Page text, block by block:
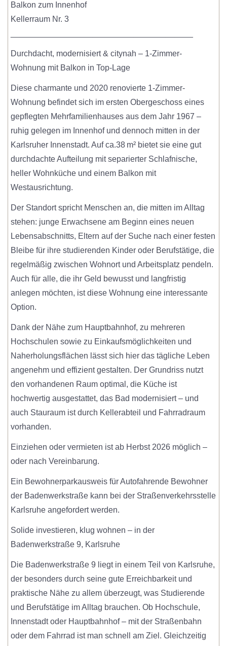
Balkon zum Innenhof
Kellerraum Nr. 3
Durchdacht, modernisiert & citynah – 1-Zimmer-
Wohnung mit Balkon in Top-Lage
Diese charmante und 2020 renovierte 1-Zimmer-
Wohnung befindet sich im ersten Obergeschoss eines
gepflegten Mehrfamilienhauses aus dem Jahr 1967 –
ruhig gelegen im Innenhof und dennoch mitten in der
Karlsruher Innenstadt. Auf ca.38 m² bietet sie eine gut
durchdachte Aufteilung mit separierter Schlafnische,
heller Wohnküche und einem Balkon mit
Westausrichtung.
Der Standort spricht Menschen an, die mitten im Alltag
stehen: junge Erwachsene am Beginn eines neuen
Lebensabschnitts, Eltern auf der Suche nach einer festen
Bleibe für ihre studierenden Kinder oder Berufstätige, die
regelmäßig zwischen Wohnort und Arbeitsplatz pendeln.
Auch für alle, die ihr Geld bewusst und langfristig
anlegen möchten, ist diese Wohnung eine interessante
Option.
Dank der Nähe zum Hauptbahnhof, zu mehreren
Hochschulen sowie zu Einkaufsmöglichkeiten und
Naherholungsflächen lässt sich hier das tägliche Leben
angenehm und effizient gestalten. Der Grundriss nutzt
den vorhandenen Raum optimal, die Küche ist
hochwertig ausgestattet, das Bad modernisiert – und
auch Stauraum ist durch Kellerabteil und Fahrradraum
vorhanden.
Einziehen oder vermieten ist ab Herbst 2026 möglich –
oder nach Vereinbarung.
Ein Bewohnerparkausweis für Autofahrende Bewohner
der Badenwerkstraße kann bei der Straßenverkehrsstelle
Karlsruhe angefordert werden.
Solide investieren, klug wohnen – in der
Badenwerkstraße 9, Karlsruhe
Die Badenwerkstraße 9 liegt in einem Teil von Karlsruhe,
der besonders durch seine gute Erreichbarkeit und
praktische Nähe zu allem überzeugt, was Studierende
und Berufstätige im Alltag brauchen. Ob Hochschule,
Innenstadt oder Hauptbahnhof – mit der Straßenbahn
oder dem Fahrrad ist man schnell am Ziel. Gleichzeitig